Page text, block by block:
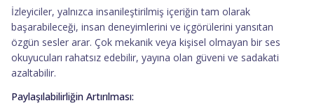
İzleyiciler, yalnızca insanileştirilmiş içeriğin tam olarak
başarabileceği, insan deneyimlerini ve içgörülerini yansıtan
özgün sesler arar. Çok mekanik veya kişisel olmayan bir ses
okuyucuları rahatsız edebilir, yayına olan güveni ve sadakati
azaltabilir.
Paylaşılabilirliğin Artırılması: